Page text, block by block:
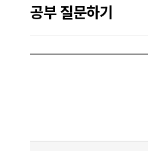
뉴
공부 질문하기